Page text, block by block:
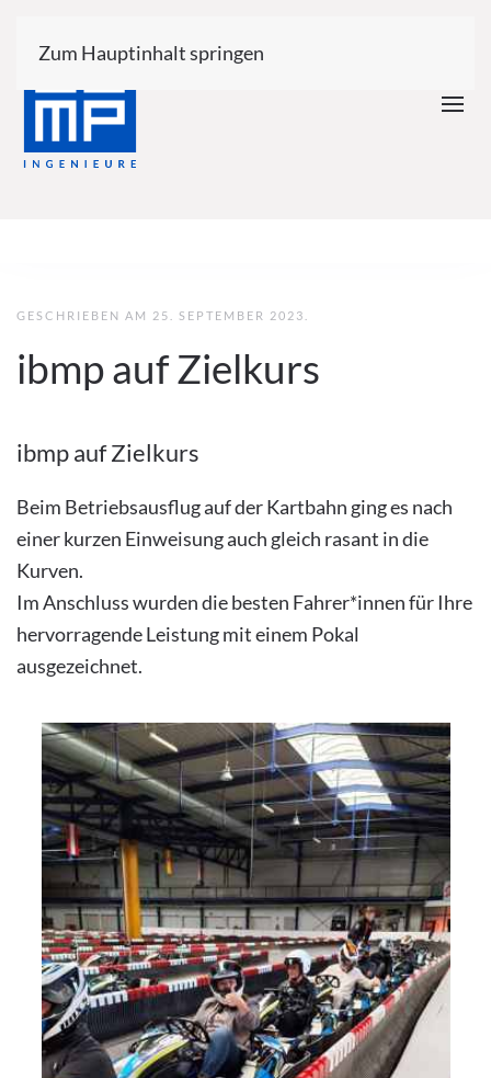
Zum Hauptinhalt springen
GESCHRIEBEN AM 25. SEPTEMBER 2023
ibmp auf Zielkurs
ibmp auf Zielkurs
Beim Betriebsausflug auf der Kartbahn ging es nach
einer kurzen Einweisung auch gleich rasant in die
Kurven.
Im Anschluss wurden die besten Fahrer*innen für Ihre
hervorragende Leistung mit einem Pokal
ausgezeichnet.